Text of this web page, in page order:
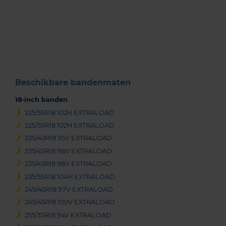
Beschikbare bandenmaten
18-inch banden
225/55R18 102H EXTRALOAD
225/55R18 102H EXTRALOAD
235/40R18 95V EXTRALOAD
235/45R18 98V EXTRALOAD
235/45R18 98V EXTRALOAD
235/55R18 104H EXTRALOAD
245/40R18 97V EXTRALOAD
245/45R18 100V EXTRALOAD
255/35R18 94V EXTRALOAD